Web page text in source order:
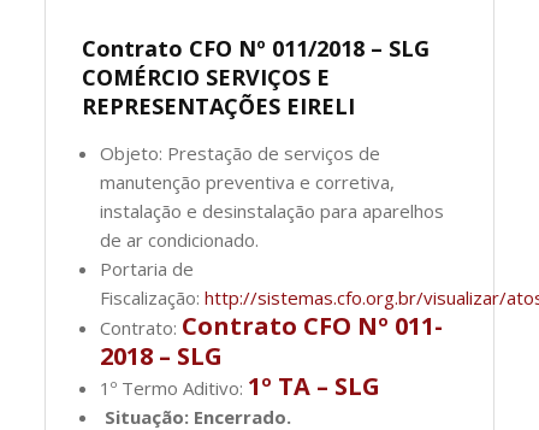
Contrato CFO Nº 011/2018 – SLG
COMÉRCIO SERVIÇOS E
REPRESENTAÇÕES EIRELI
Objeto: Prestação de serviços de
manutenção preventiva e corretiva,
instalação e desinstalação para aparelhos
de ar condicionado.
Portaria de
Fiscalização:http://sistemas.cfo.org.br/visualizar/
Contrato: Contrato CFO Nº 011-
2018 – SLG
1º Termo Aditivo: 1º TA – SLG
Situação: Encerrado.